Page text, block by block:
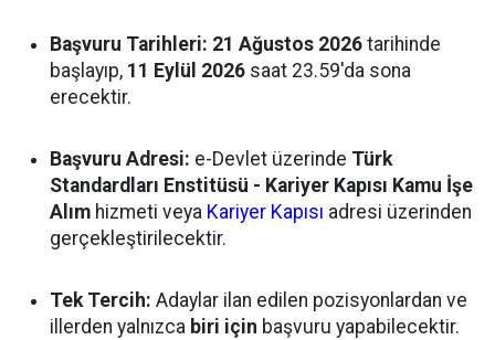
Başvuru Tarihleri: 21 Ağustos 2026 tarihinde
başlayıp, 11 Eylül 2026 saat 23.59'da sona
erecektir.
Başvuru Adresi: e-Devlet üzerinde Türk
Standardları Enstitüsü - Kariyer Kapısı Kamu İşe
Alım hizmeti veya Kariyer Kapısı adresi üzerinden
gerçekleştirilecektir.
Tek Tercih: Adaylar ilan edilen pozisyonlardan ve
illerden yalnızca biri için başvuru yapabilecektir.